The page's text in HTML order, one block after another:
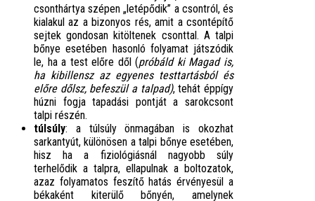
csonthártya szépen „letépődik” a csontról, és
kialakul az a bizonyos rés, amit a csontépítő
sejtek gondosan kitöltenek csonttal. A talpi
bőnye esetében hasonló folyamat játszódik
le, ha a test előre dől (próbáld ki Magad is,
ha kibillensz az egyenes testtartásból és
előre dőlsz, befeszül a talpad), tehát éppígy
húzni fogja tapadási pontját a sarokcsont
talpi részén.
túlsúly: a túlsúly önmagában is okozhat
sarkantyút, különösen a talpi bőnye esetében,
hisz ha a fiziológiásnál nagyobb súly
terhelődik a talpra, ellapulnak a boltozatok,
azaz folyamatos feszítő hatás érvényesül a
békaként kiterülő bőnyén, amelynek